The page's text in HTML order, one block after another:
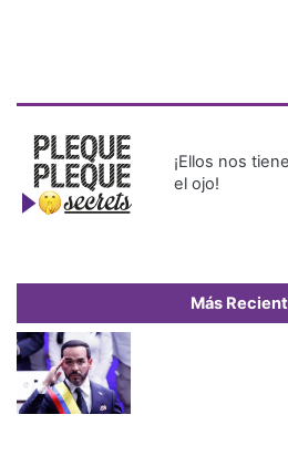
¡Ellos nos
el ojo!
Más